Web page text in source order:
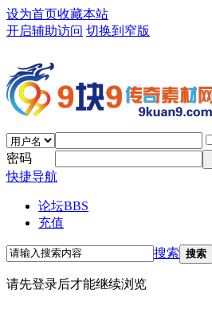
设为首页收藏本站
开启辅助访问 切换到窄版
密码
快捷导航
论坛BBS
充值
搜索 搜索
请先登录后才能继续浏览